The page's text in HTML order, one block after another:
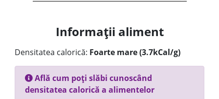
Informații aliment
Densitatea calorică: Foarte mare (3.7kCal/g)
Află cum poți slăbi cunoscând
densitatea calorică a alimentelor